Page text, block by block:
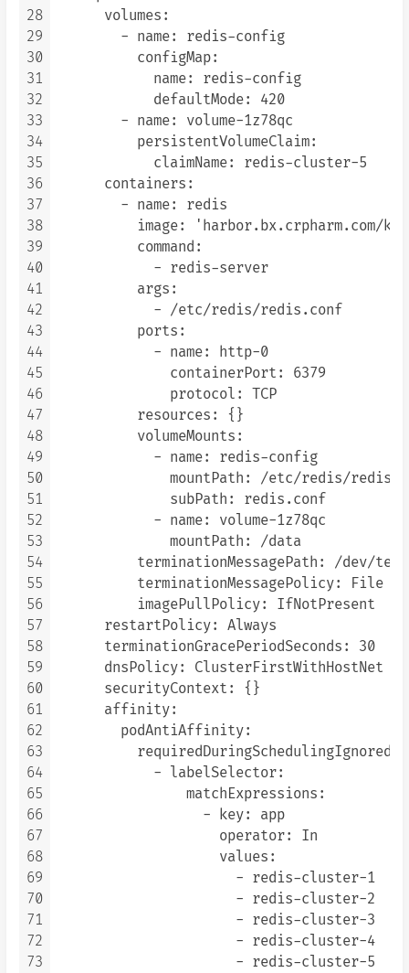
28
29
30
31
32
33
34
35
36
37
38
39
40
41
42
43
44
45
46
47
48
49
50
51
52
53
54
55
56
57
58
59
60
61
62
63
64
65
66
67
68
69
70
71
72
73
      volumes:
        - name: redis-config
          configMap:
            name: redis-config
            defaultMode: 420
        - name: volume-1z78qc
          persistentVolumeClaim:
            claimName: redis-cluster-5
      containers:
        - name: redis
image: 'harbor.bx.crpharm.com/
          command:
            - redis-server
          args:
            - /etc/redis/redis.conf
          ports:
            - name: http-0
              containerPort: 6379
              protocol: TCP
          resources: {}
          volumeMounts:
            - name: redis-config
mountPath: /etc/redis/
              subPath: redis.conf
            - name: volume-1z78qc
              mountPath: /data
terminationMessagePath: /dev/
          terminationMessagePolicy: File
          imagePullPolicy: IfNotPresent
      restartPolicy: Always
      terminationGracePeriodSeconds: 30
      dnsPolicy: ClusterFirstWithHostNet
      securityContext: {}
      affinity:
        podAntiAffinity:
            - labelSelector:
                matchExpressions:
                  - key: app
                    operator: In
                    values:
                      - redis-cluster-1
                      - redis-cluster-2
                      - redis-cluster-3
                      - redis-cluster-4
                      - redis-cluster-5